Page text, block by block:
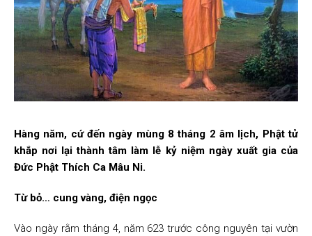
Hàng năm, cứ đến ngày mùng 8 tháng 2 âm lịch, Phật tử
khắp nơi lại thành tâm làm lễ kỷ niệm ngày xuất gia của
Đức Phật Thích Ca Mâu Ni.
Từ bỏ… cung vàng, điện ngọc
Vào ngày rằm tháng 4, năm 623 trước công nguyên tại vườn